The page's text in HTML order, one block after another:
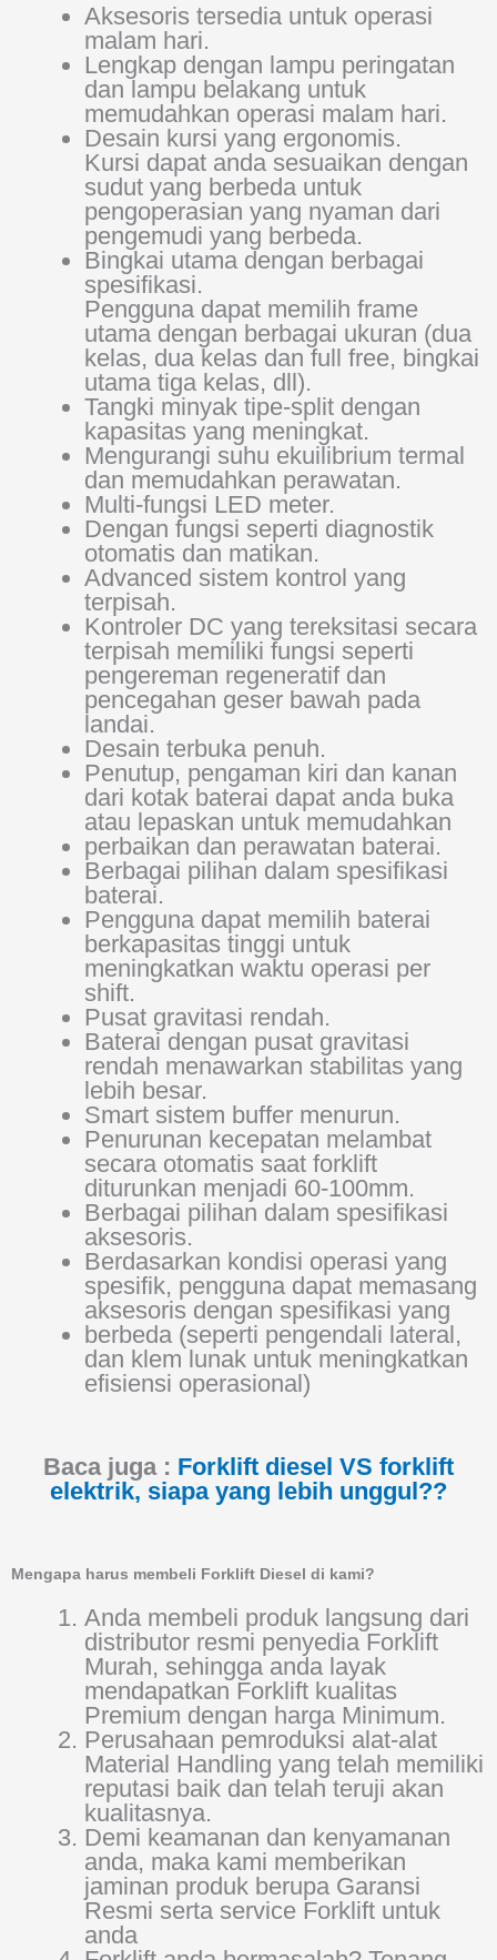
Aksesoris tersedia untuk operasi
malam hari.
Lengkap dengan lampu peringatan
dan lampu belakang untuk
memudahkan operasi malam hari.
Desain kursi yang ergonomis.
Kursi dapat anda sesuaikan dengan
sudut yang berbeda untuk
pengoperasian yang nyaman dari
pengemudi yang berbeda.
Bingkai utama dengan berbagai
spesifikasi.
Pengguna dapat memilih frame
utama dengan berbagai ukuran (dua
kelas, dua kelas dan full free, bingkai
utama tiga kelas, dll).
Tangki minyak tipe-split dengan
kapasitas yang meningkat.
Mengurangi suhu ekuilibrium termal
dan memudahkan perawatan.
Multi-fungsi LED meter.
Dengan fungsi seperti diagnostik
otomatis dan matikan.
Advanced sistem kontrol yang
terpisah.
Kontroler DC yang tereksitasi secara
terpisah memiliki fungsi seperti
pengereman regeneratif dan
pencegahan geser bawah pada
landai.
Desain terbuka penuh.
Penutup, pengaman kiri dan kanan
dari kotak baterai dapat anda buka
atau lepaskan untuk memudahkan
perbaikan dan perawatan baterai.
Berbagai pilihan dalam spesifikasi
baterai.
Pengguna dapat memilih baterai
berkapasitas tinggi untuk
meningkatkan waktu operasi per
shift.
Pusat gravitasi rendah.
Baterai dengan pusat gravitasi
rendah menawarkan stabilitas yang
lebih besar.
Smart sistem buffer menurun.
Penurunan kecepatan melambat
secara otomatis saat forklift
diturunkan menjadi 60-100mm.
Berbagai pilihan dalam spesifikasi
aksesoris.
Berdasarkan kondisi operasi yang
spesifik, pengguna dapat memasang
aksesoris dengan spesifikasi yang
berbeda (seperti pengendali lateral,
dan klem lunak untuk meningkatkan
efisiensi operasional)
Baca juga : Forklift diesel VS forklift
elektrik, siapa yang lebih unggul??
Mengapa harus membeli Forklift Diesel di kami?
Anda membeli produk langsung dari
distributor resmi penyedia Forklift
Murah, sehingga anda layak
mendapatkan Forklift kualitas
Premium dengan harga Minimum.
Perusahaan pemroduksi alat-alat
Material Handling yang telah memiliki
reputasi baik dan telah teruji akan
kualitasnya.
Demi keamanan dan kenyamanan
anda, maka kami memberikan
jaminan produk berupa Garansi
Resmi serta service Forklift untuk
anda